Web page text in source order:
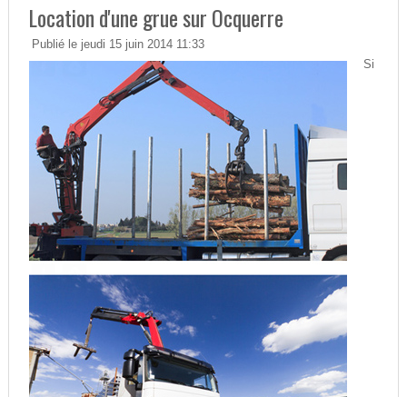
Location d'une grue sur Ocquerre
Publié le jeudi 15 juin 2014 11:33
Si